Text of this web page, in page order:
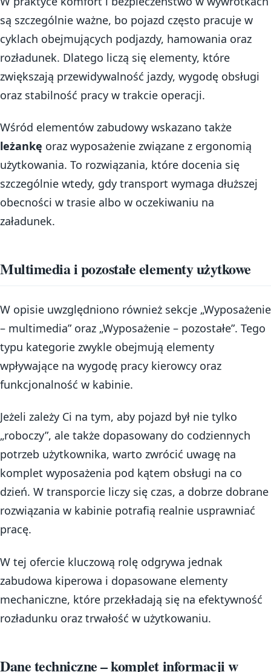
są szczególnie ważne, bo pojazd często pracuje w
cyklach obejmujących podjazdy, hamowania oraz
rozładunek. Dlatego liczą się elementy, które
zwiększają przewidywalność jazdy, wygodę obsługi
oraz stabilność pracy w trakcie operacji.
Wśród elementów zabudowy wskazano także
leżankę oraz wyposażenie związane z ergonomią
użytkowania. To rozwiązania, które docenia się
szczególnie wtedy, gdy transport wymaga dłuższej
obecności w trasie albo w oczekiwaniu na
załadunek.
Multimedia i pozostałe elementy użytkowe
W opisie uwzględniono również sekcje „Wyposażenie
– multimedia” oraz „Wyposażenie – pozostałe”. Tego
typu kategorie zwykle obejmują elementy
wpływające na wygodę pracy kierowcy oraz
funkcjonalność w kabinie.
Jeżeli zależy Ci na tym, aby pojazd był nie tylko
„roboczy”, ale także dopasowany do codziennych
potrzeb użytkownika, warto zwrócić uwagę na
komplet wyposażenia pod kątem obsługi na co
dzień. W transporcie liczy się czas, a dobrze dobrane
rozwiązania w kabinie potrafią realnie usprawniać
pracę.
W tej ofercie kluczową rolę odgrywa jednak
zabudowa kiperowa i dopasowane elementy
mechaniczne, które przekładają się na efektywność
rozładunku oraz trwałość w użytkowaniu.
Dane techniczne – komplet informacji w